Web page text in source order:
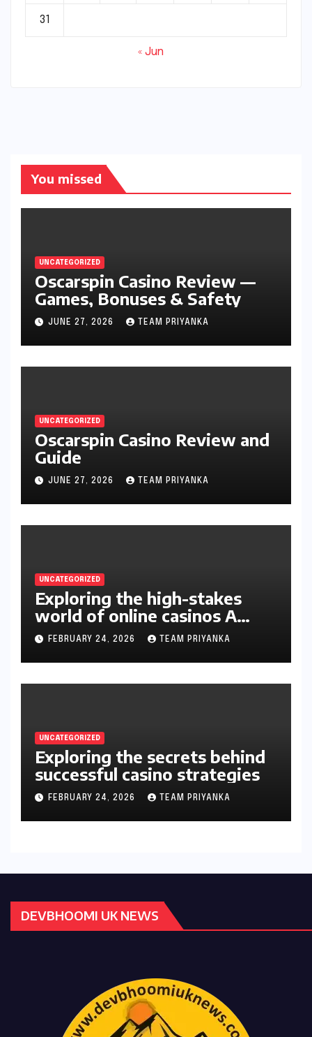
31
« Jun
You missed
UNCATEGORIZED
Oscarspin Casino Review —
Games, Bonuses & Safety
JUNE 27, 2026 TEAM PRIYANKA
UNCATEGORIZED
Oscarspin Casino Review and
Guide
JUNE 27, 2026 TEAM PRIYANKA
UNCATEGORIZED
Exploring the high-stakes
world of online casinos A
gambler’s guide
FEBRUARY 24, 2026 TEAM PRIYANKA
UNCATEGORIZED
Exploring the secrets behind
successful casino strategies
FEBRUARY 24, 2026 TEAM PRIYANKA
DEVBHOOMI UK NEWS